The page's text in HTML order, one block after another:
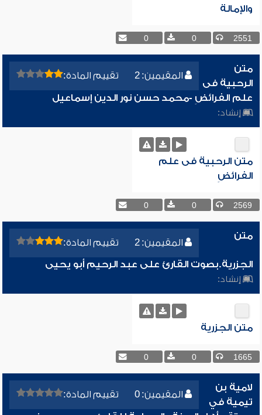
والإمالة
2551
0
0
المقيمين: 2 تقييم المادة:
متن
الرحبية فى
علم الفرائضِ -محمد حسن نور الدين إسماعيل
إنشاد:
متن الرحبية فى علم
الفرائضِ
2569
0
0
المقيمين: 2 تقييم المادة:
متن
الجزرية.بصوت القارئ على عبد الرحيم أبو يحيى
إنشاد:
متن الجزرية
1665
0
0
المقيمين: 0 تقييم المادة:
لامية بن
تيمية في